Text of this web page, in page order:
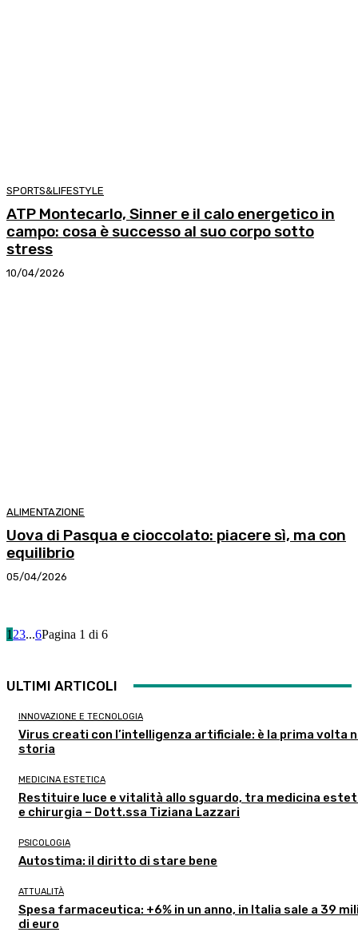
SPORTS&LIFESTYLE
ATP Montecarlo, Sinner e il calo energetico in
campo: cosa è successo al suo corpo sotto
stress
10/04/2026
ALIMENTAZIONE
Uova di Pasqua e cioccolato: piacere sì, ma con
equilibrio
05/04/2026
1 23...6Pagina 1 di 6
ULTIMI ARTICOLI
INNOVAZIONE E TECNOLOGIA
Virus creati con l’intelligenza artificiale: è la prima volta
storia
MEDICINA ESTETICA
Restituire luce e vitalità allo sguardo, tra medicina
e chirurgia – Dott.ssa Tiziana Lazzari
PSICOLOGIA
Autostima: il diritto di stare bene
ATTUALITÀ
Spesa farmaceutica: +6% in un anno, in Italia sale a 39
di euro